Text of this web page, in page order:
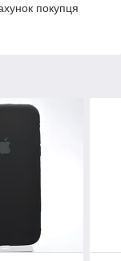
покупця